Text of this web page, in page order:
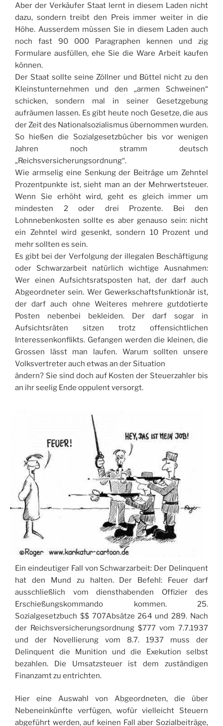
Aber der Verkäufer Staat lernt in diesem Laden nicht
dazu, sondern treibt den Preis immer weiter in die
Höhe. Ausserdem müssen Sie in diesem Laden auch
noch fast 90 000 Paragraphen kennen und zig
Formulare ausfüllen, ehe Sie die Ware Arbeit kaufen
können.
Der Staat sollte seine Zöllner und Büttel nicht zu den
Kleinstunternehmen und den „armen Schweinen“
schicken, sondern mal in seiner Gesetzgebung
aufräumen lassen. Es gibt heute noch Gesetze, die aus
der Zeit des Nationalsozialismus übernommen wurden.
So hießen die Sozialgesetzbücher bis vor wenigen
Jahren noch stramm deutsch
„Reichsversicherungsordnung“.
Wie armselig eine Senkung der Beiträge um Zehntel
Prozentpunkte ist, sieht man an der Mehrwertsteuer.
Wenn Sie erhöht wird, geht es gleich immer um
mindesten 2 oder drei Prozente. Bei den
Lohnnebenkosten sollte es aber genauso sein: nicht
ein Zehntel wird gesenkt, sondern 10 Prozent und
mehr sollten es sein.
Es gibt bei der Verfolgung der illegalen Beschäftigung
oder Schwarzarbeit natürlich wichtige Ausnahmen:
Wer einen Aufsichtsratsposten hat, der darf auch
Abgeordneter sein. Wer Gewerkschaftsfunktionär ist,
der darf auch ohne Weiteres mehrere gutdotierte
Posten nebenbei bekleiden. Der darf sogar in
Aufsichtsräten sitzen trotz offensichtlichen
Interessenkonflikts. Gefangen werden die kleinen, die
Grossen lässt man laufen. Warum sollten unsere
Volksvertreter auch etwas an der Situation
ändern? Sie sind doch auf Kosten der Steuerzahler bis
an ihr seelig Ende oppulent versorgt.
Ein eindeutiger Fall von Schwarzarbeit: Der Delinquent
hat den Mund zu halten. Der Befehl: Feuer darf
ausschließlich vom diensthabenden Offizier des
Erschießungskommando kommen. 25.
Sozialgesetzbuch $$ 707Absätze 264 und 289. Nach
der Reichsversicherungsordnung $777 vom 7.7.1937
und der Novellierung vom 8.7. 1937 muss der
Delinquent die Munition und die Exekution selbst
bezahlen. Die Umsatzsteuer ist dem zuständigen
Finanzamt zu entrichten.
Hier eine Auswahl von Abgeordneten, die über
Nebeneinkünfte verfügen, wofür vielleicht Steuern
abgeführt werden, auf keinen Fall aber Sozialbeiträge,